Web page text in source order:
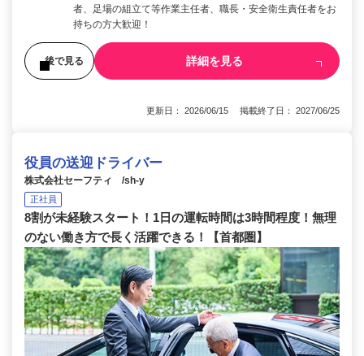
者、足場の組立て等作業主任者、職長・安全衛生責任者をお
持ちの方大歓迎！
後で見る 詳細を見る
更新日： 2026/06/15 掲載終了日： 2027/06/25
役員の送迎ドライバー
株式会社セーフティ /sh-y
正社員
8割が未経験スタート！1日の運転時間は3時間程度！無理
のない働き方で長く活躍できる！【首都圏】